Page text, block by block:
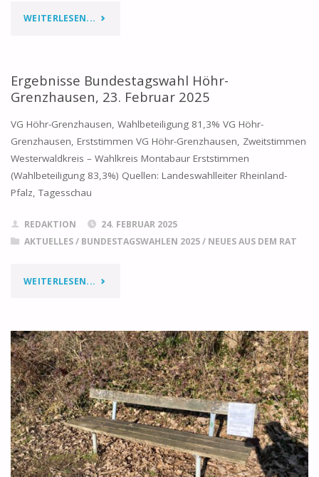
RAUMORDNUNGSPLANS
2017)
„ERNEUERBARE
ENERGIEN“"
WEITERLESEN... "INFOABEND
KOMMUNALEN
WÄRMEPLANUNG
DER
VG
UND
Ergebnisse Bundestagswahl Höhr-
Grenzhausen, 23. Februar 2025
VG Höhr-Grenzhausen, Wahlbeteiligung 81,3% VG Höhr-
Grenzhausen, Erststimmen VG Höhr-Grenzhausen, Zweitstimmen
Westerwaldkreis – Wahlkreis Montabaur Erststimmen
(Wahlbeteiligung 83,3%) Quellen: Landeswahlleiter Rheinland-
Pfalz, Tagesschau
REDAKTION
24. FEBRUAR 2025
AKTUELLES/ BUNDESTAGSWAHLEN 2025/ NEUES AUS DEM RAT
WEITERLESEN... "ERGEBNISSE
HÖHR-
GRENZHAUSEN,
23.
FEBRUAR
2025"